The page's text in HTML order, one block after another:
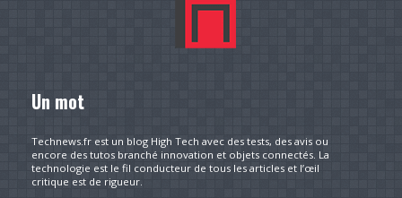
Un mot
Technews.fr est un blog High Tech avec des tests, des avis ou
encore des tutos branché innovation et objets connectés. La
technologie est le fil conducteur de tous les articles et l’œil
critique est de rigueur.